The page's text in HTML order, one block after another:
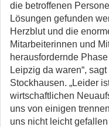
die betroffenen
Lösungen gefunden
Herzblut und die
Mitarbeiterinnen und
herausfordernde
Leipzig da waren“,
Stockhausen. „Leider
wirtschaftlichen
uns von einigen
uns nicht leicht